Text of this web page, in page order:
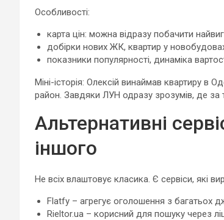
Особливості:
карта цін: можна відразу побачити
добірки нових ЖК, квартир у
показники популярності, динаміка
Міні-історія: Олексій винаймав квартиру в
район. Завдяки ЛУН одразу зрозумів, де за
Альтернативні
іншого
Не всіх влаштовує класика. Є сервіси, які
Flatfy – агрегує оголошення з багатьох
Rieltor.ua – корисний для пошуку через